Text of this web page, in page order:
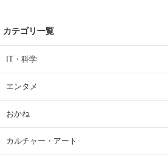
カテゴリ一覧
IT・科学
エンタメ
おかね
カルチャー・アート